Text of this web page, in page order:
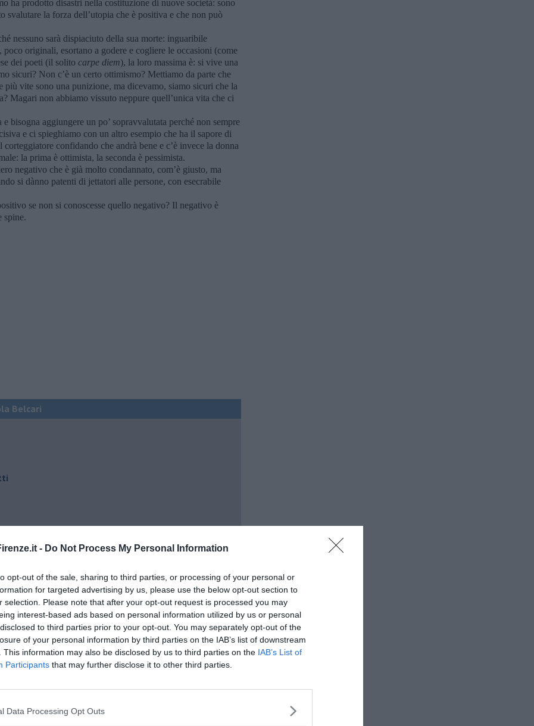
- Do Not Process My Personal Information
opt-out of the sale, sharing to third parties, or processing of your personal or
for targeted advertising by us, please use the below opt-out section to
selection. Please note that after your opt-out request is processed you may
interest-based ads based on personal information utilized by us or personal
to third parties prior to your opt-out. You may separately opt-out of the
of your personal information by third parties on the IAB’s list of downstream
This information may also be disclosed by us to third parties on the IAB’s List of
Participants that may further disclose it to other third parties.
Data Processing Opt Outs
ha prodotto disastri nella costituzione di nuove società: sono
svalutare la forza dell’utopia che è positiva e che non può
nessuno sarà dispiaciuto della sua morte: inguaribile
originali, esortano a godere e cogliere le occasioni (come
dei poeti (il solito carpe diem), la loro massima è: si vive una
sicuri? Non c’è un certo ottimismo? Mettiamo da parte che
vite sono una punizione, ma dicevamo, siamo sicuri che la
Magari non abbiamo vissuto neppure quell’unica vita che ci
bisogna aggiungere un po’ sopravvalutata perché non sempre
e ci spieghiamo con un altro esempio che ha il sapore di
confidando che andrà bene e c’è invece la donna
la prima è ottimista, la seconda è pessimista.
negativo che è già molto condannato, com’è giusto, ma
si dànno patenti di jettatori alle persone, con esecrabile
se non si conoscesse quello negativo? Il negativo è
spine.
Belcari